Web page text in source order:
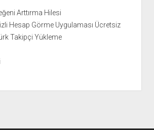
Arttırma Hilesi
Hesap Görme Uygulaması Ücretsiz
Takipçi Yükleme